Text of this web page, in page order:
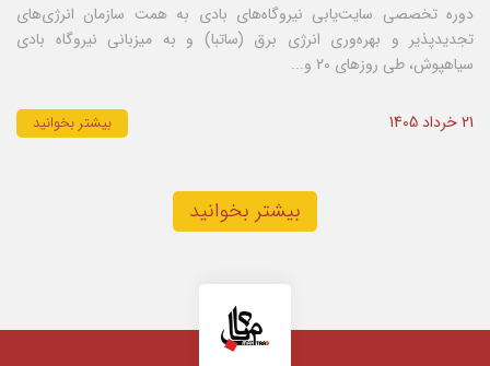
دوره تخصصی سایت‌یابی نیروگاه‌های بادی به همت سازمان انرژی‌های
تجدیدپذیر و بهره‌وری انرژی برق (ساتبا) و به میزبانی نیروگاه بادی
سیاهپوش، طی روزهای ۲۰ و...
21 خرداد 1405 بیشتر بخوانید
بیشتر بخوانید